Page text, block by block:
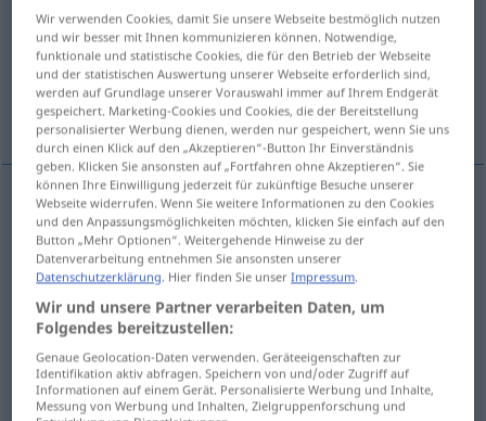
Übersicht aller Übersetzungen
(Für mehr Details die Übersetzung anklicken/antippen)
Damenschneiderin Damenschneider
Damenschneiderinf dressmaker female
dressmaker
Damenschneiderm dressmaker
dressmaker)
Wir verwenden Cookies, damit Sie unsere Webseite bestmöglich nutzen
und wir besser mit Ihnen kommunizieren können. Notwendige,
funktionale und statistische Cookies, die für den Betrieb der Webseite
und der statistischen Auswertung unserer Webseite erforderlich sind,
werden auf Grundlage unserer Vorauswahl immer auf Ihrem Endgerät
gespeichert. Marketing-Cookies und Cookies, die der Bereitstellung
personalisierter Werbung dienen, werden nur gespeichert, wenn Sie uns
durch einen Klick auf den „Akzeptieren“-Button Ihr Einverständnis
geben. Klicken Sie ansonsten auf „Fortfahren ohne Akzeptieren“. Sie
können Ihre Einwilligung jederzeit für zukünftige Besuche unserer
Webseite widerrufen. Wenn Sie weitere Informationen zu den Cookies
und den Anpassungsmöglichkeiten möchten, klicken Sie einfach auf den
Button „Mehr Optionen“. Weitergehende Hinweise zu der
Datenverarbeitung entnehmen Sie ansonsten unserer
Datenschutzerklärung. Hier finden Sie unserImpressum.
Wir und unsere Partner verarbeiten Daten, um
Folgendes bereitzustellen:
Genaue Geolocation-Daten verwenden. Geräteeigenschaften zur
Identifikation aktiv abfragen. Speichern von und/oder Zugriff auf
Informationen auf einem Gerät. Personalisierte Werbung und Inhalte,
Messung von Werbung und Inhalten, Zielgruppenforschung und